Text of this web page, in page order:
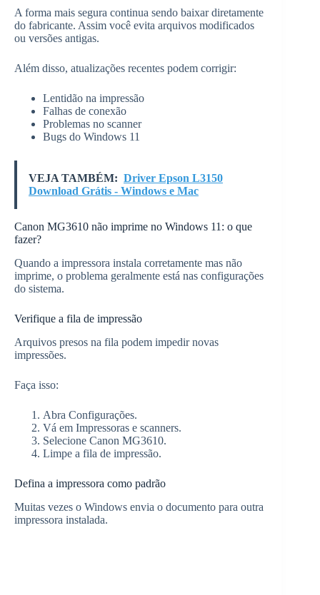
A forma mais segura continua sendo baixar diretamente
do fabricante. Assim você evita arquivos modificados
ou versões antigas.
Além disso, atualizações recentes podem corrigir:
Lentidão na impressão
Falhas de conexão
Problemas no scanner
Bugs do Windows 11
VEJA TAMBÉM: Driver Epson L3150
Download Grátis - Windows e Mac
Canon MG3610 não imprime no Windows 11: o que
fazer?
Quando a impressora instala corretamente mas não
imprime, o problema geralmente está nas configurações
do sistema.
Verifique a fila de impressão
Arquivos presos na fila podem impedir novas
impressões.
Faça isso:
Abra Configurações.
Vá em Impressoras e scanners.
Selecione Canon MG3610.
Limpe a fila de impressão.
Defina a impressora como padrão
Muitas vezes o Windows envia o documento para outra
impressora instalada.